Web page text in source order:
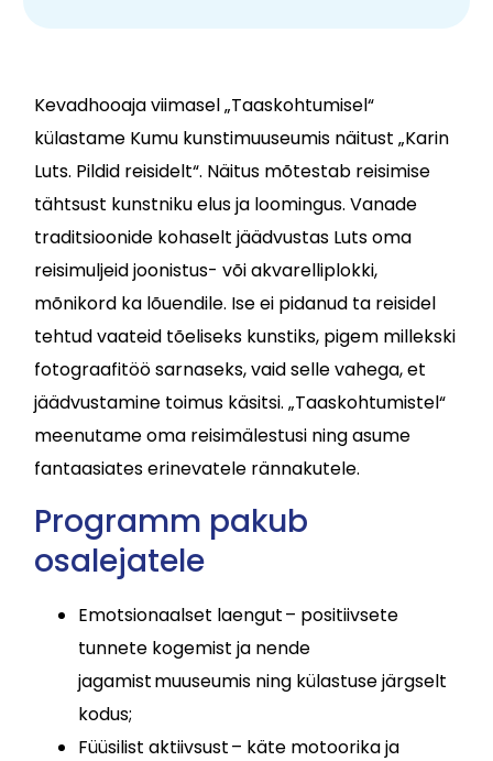
Kevadhooaja viimasel „Taaskohtumisel“
külastame Kumu kunstimuuseumis näitust „Karin
Luts. Pildid reisidelt“. Näitus mõtestab reisimise
tähtsust kunstniku elus ja loomingus. Vanade
traditsioonide kohaselt jäädvustas Luts oma
reisimuljeid joonistus- või akvarelliplokki,
mõnikord ka lõuendile. Ise ei pidanud ta reisidel
tehtud vaateid tõeliseks kunstiks, pigem millekski
fotograafitöö sarnaseks, vaid selle vahega, et
jäädvustamine toimus käsitsi. „Taaskohtumistel“
meenutame oma reisimälestusi ning asume
fantaasiates erinevatele rännakutele.
Programm pakub
osalejatele
Emotsionaalset laengut – positiivsete
tunnete kogemist ja nende
jagamist muuseumis ning külastuse järgselt
kodus;
Füüsilist aktiivsust – käte motoorika ja